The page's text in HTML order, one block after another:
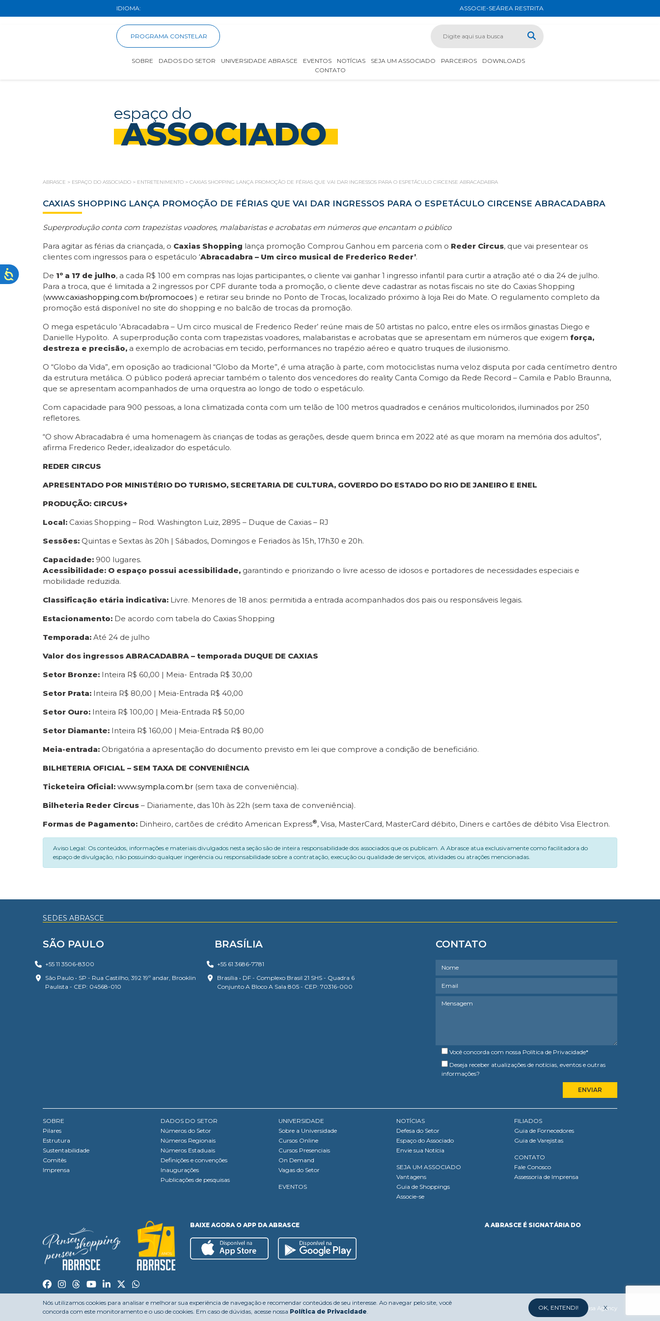
IDIOMA: ASSOCIE-SEÁREA RESTRITA
PROGRAMA CONSTELAR
SOBRE DADOS DO SETOR UNIVERSIDADE ABRASCE EVENTOS NOTÍCIAS SEJA UM ASSOCIADO PARCEIROS
DOWNLOADS
CONTATO
espaço do
ASSOCIADO
ABRASCE > ESPAÇO DO ASSOCIADO > ENTRETENIMENTO > CAXIAS SHOPPING LANÇA PROMOÇÃO DE FÉRIAS QUE VAI DAR INGRESSOS PARA O ESPETÁCULO CIRCENSE ABRACADABRA
CAXIAS SHOPPING LANÇA PROMOÇÃO DE FÉRIAS QUE VAI DAR INGRESSOS PARA O ESPETÁCULO CIRCENSE ABRACADABRA
Superprodução conta com trapezistas voadores, malabaristas e acrobatas em números que encantam o público
Para agitar as férias da criançada, o Caxias Shopping lança promoção Comprou Ganhou em parceria com o Reder Circus, que vai presentear os
clientes com ingressos para o espetáculo ‘Abracadabra – Um circo musical de Frederico Reder’.
De 1º a 17 de julho, a cada R$ 100 em compras nas lojas participantes, o cliente vai ganhar 1 ingresso infantil para curtir a atração até o dia 24 de julho.
Para a troca, que é limitada a 2 ingressos por CPF durante toda a promoção, o cliente deve cadastrar as notas fiscais no site do Caxias Shopping
(www.caxiashopping.com.br/promocoes ) e retirar seu brinde no Ponto de Trocas, localizado próximo à loja Rei do Mate. O regulamento completo da
promoção está disponível no site do shopping e no balcão de trocas da promoção.
O mega espetáculo ‘Abracadabra – Um circo musical de Frederico Reder’ reúne mais de 50 artistas no palco, entre eles os irmãos ginastas Diego e
Danielle Hypolito. A superprodução conta com trapezistas voadores, malabaristas e acrobatas que se apresentam em números que exigem força,
destreza e precisão, a exemplo de acrobacias em tecido, performances no trapézio aéreo e quatro truques de ilusionismo.
O “Globo da Vida”, em oposição ao tradicional “Globo da Morte”, é uma atração à parte, com motociclistas numa veloz disputa por cada centímetro dentro
da estrutura metálica. O público poderá apreciar também o talento dos vencedores do reality Canta Comigo da Rede Record – Camila e Pablo Braunna,
que se apresentam acompanhados de uma orquestra ao longo de todo o espetáculo.
Com capacidade para 900 pessoas, a lona climatizada conta com um telão de 100 metros quadrados e cenários multicoloridos, iluminados por 250
refletores.
“O show Abracadabra é uma homenagem às crianças de todas as gerações, desde quem brinca em 2022 até as que moram na memória dos adultos”,
afirma Frederico Reder, idealizador do espetáculo.
REDER CIRCUS
APRESENTADO POR MINISTÉRIO DO TURISMO, SECRETARIA DE CULTURA, GOVERDO DO ESTADO DO RIO DE JANEIRO E ENEL
PRODUÇÃO: CIRCUS+
Local: Caxias Shopping – Rod. Washington Luiz, 2895 – Duque de Caxias – RJ
Sessões: Quintas e Sextas às 20h | Sábados, Domingos e Feriados às 15h, 17h30 e 20h.
Capacidade: 900 lugares.
Acessibilidade: O espaço possui acessibilidade, garantindo e priorizando o livre acesso de idosos e portadores de necessidades especiais e
mobilidade reduzida.
Classificação etária indicativa: Livre. Menores de 18 anos: permitida a entrada acompanhados dos pais ou responsáveis legais.
Estacionamento: De acordo com tabela do Caxias Shopping
Temporada: Até 24 de julho
Valor dos ingressos ABRACADABRA – temporada DUQUE DE CAXIAS
Setor Bronze: Inteira R$ 60,00 | Meia- Entrada R$ 30,00
Setor Prata: Inteira R$ 80,00 | Meia-Entrada R$ 40,00
Setor Ouro: Inteira R$ 100,00 | Meia-Entrada R$ 50,00
Setor Diamante: Inteira R$ 160,00 | Meia-Entrada R$ 80,00
Meia-entrada: Obrigatória a apresentação do documento previsto em lei que comprove a condição de beneficiário.
BILHETERIA OFICIAL – SEM TAXA DE CONVENIÊNCIA
Ticketeira Oficial: www.sympla.com.br (sem taxa de conveniência).
Bilheteria Reder Circus – Diariamente, das 10h às 22h (sem taxa de conveniência).
Formas de Pagamento: Dinheiro, cartões de crédito American Express®, Visa, MasterCard, MasterCard débito, Diners e cartões de débito Visa Electron.
Aviso Legal: Os conteúdos, informações e materiais divulgados nesta seção são de inteira responsabilidade dos associados que os publicam. A Abrasce atua exclusivamente como facilitadora do
espaço de divulgação, não possuindo qualquer ingerência ou responsabilidade sobre a contratação, execução ou qualidade de serviços, atividades ou atrações mencionadas.
SEDES ABRASCE
SÃO PAULO
+55 11 3506-8300
São Paulo • SP - Rua Castilho, 392 19º andar, Brooklin
Paulista - CEP: 04568-010
BRASÍLIA
+55 61 3686-7781
Brasília • DF - Complexo Brasil 21 SHS - Quadra 6
Conjunto A Bloco A Sala 805 - CEP: 70316-000
CONTATO
Você concorda com nossa Política de Privacidade*
Deseja receber atualizações de notícias, eventos e outras
informações?
SOBRE
Pilares
Estrutura
Sustentabilidade
Comitês
Imprensa
DADOS DO SETOR
Números do Setor
Números Regionais
Números Estaduais
Definições e convenções
Inaugurações
Publicações de pesquisas
UNIVERSIDADE
Sobre a Universidade
Cursos Online
Cursos Presenciais
On Demand
Vagas do Setor
EVENTOS
NOTÍCIAS
Defesa do Setor
Espaço do Associado
Envie sua Notícia
SEJA UM ASSOCIADO
Vantagens
Guia de Shoppings
Associe-se
FILIADOS
Guia de Fornecedores
Guia de Varejistas
CONTATO
Fale Conosco
Assessoria de Imprensa
BAIXE AGORA O APP DA ABRASCE A ABRASCE É SIGNATÁRIA DO
Desenvolvido por:Mufasa Agency
Nós utilizamos cookies para analisar e melhorar sua experiência de navegação e recomendar conteúdos de seu interesse. Ao navegar pelo site, você
concorda com este monitoramento e o uso de cookies. Em caso de dúvidas, acesse nossa Política de Privacidade.
OK, ENTENDI! X